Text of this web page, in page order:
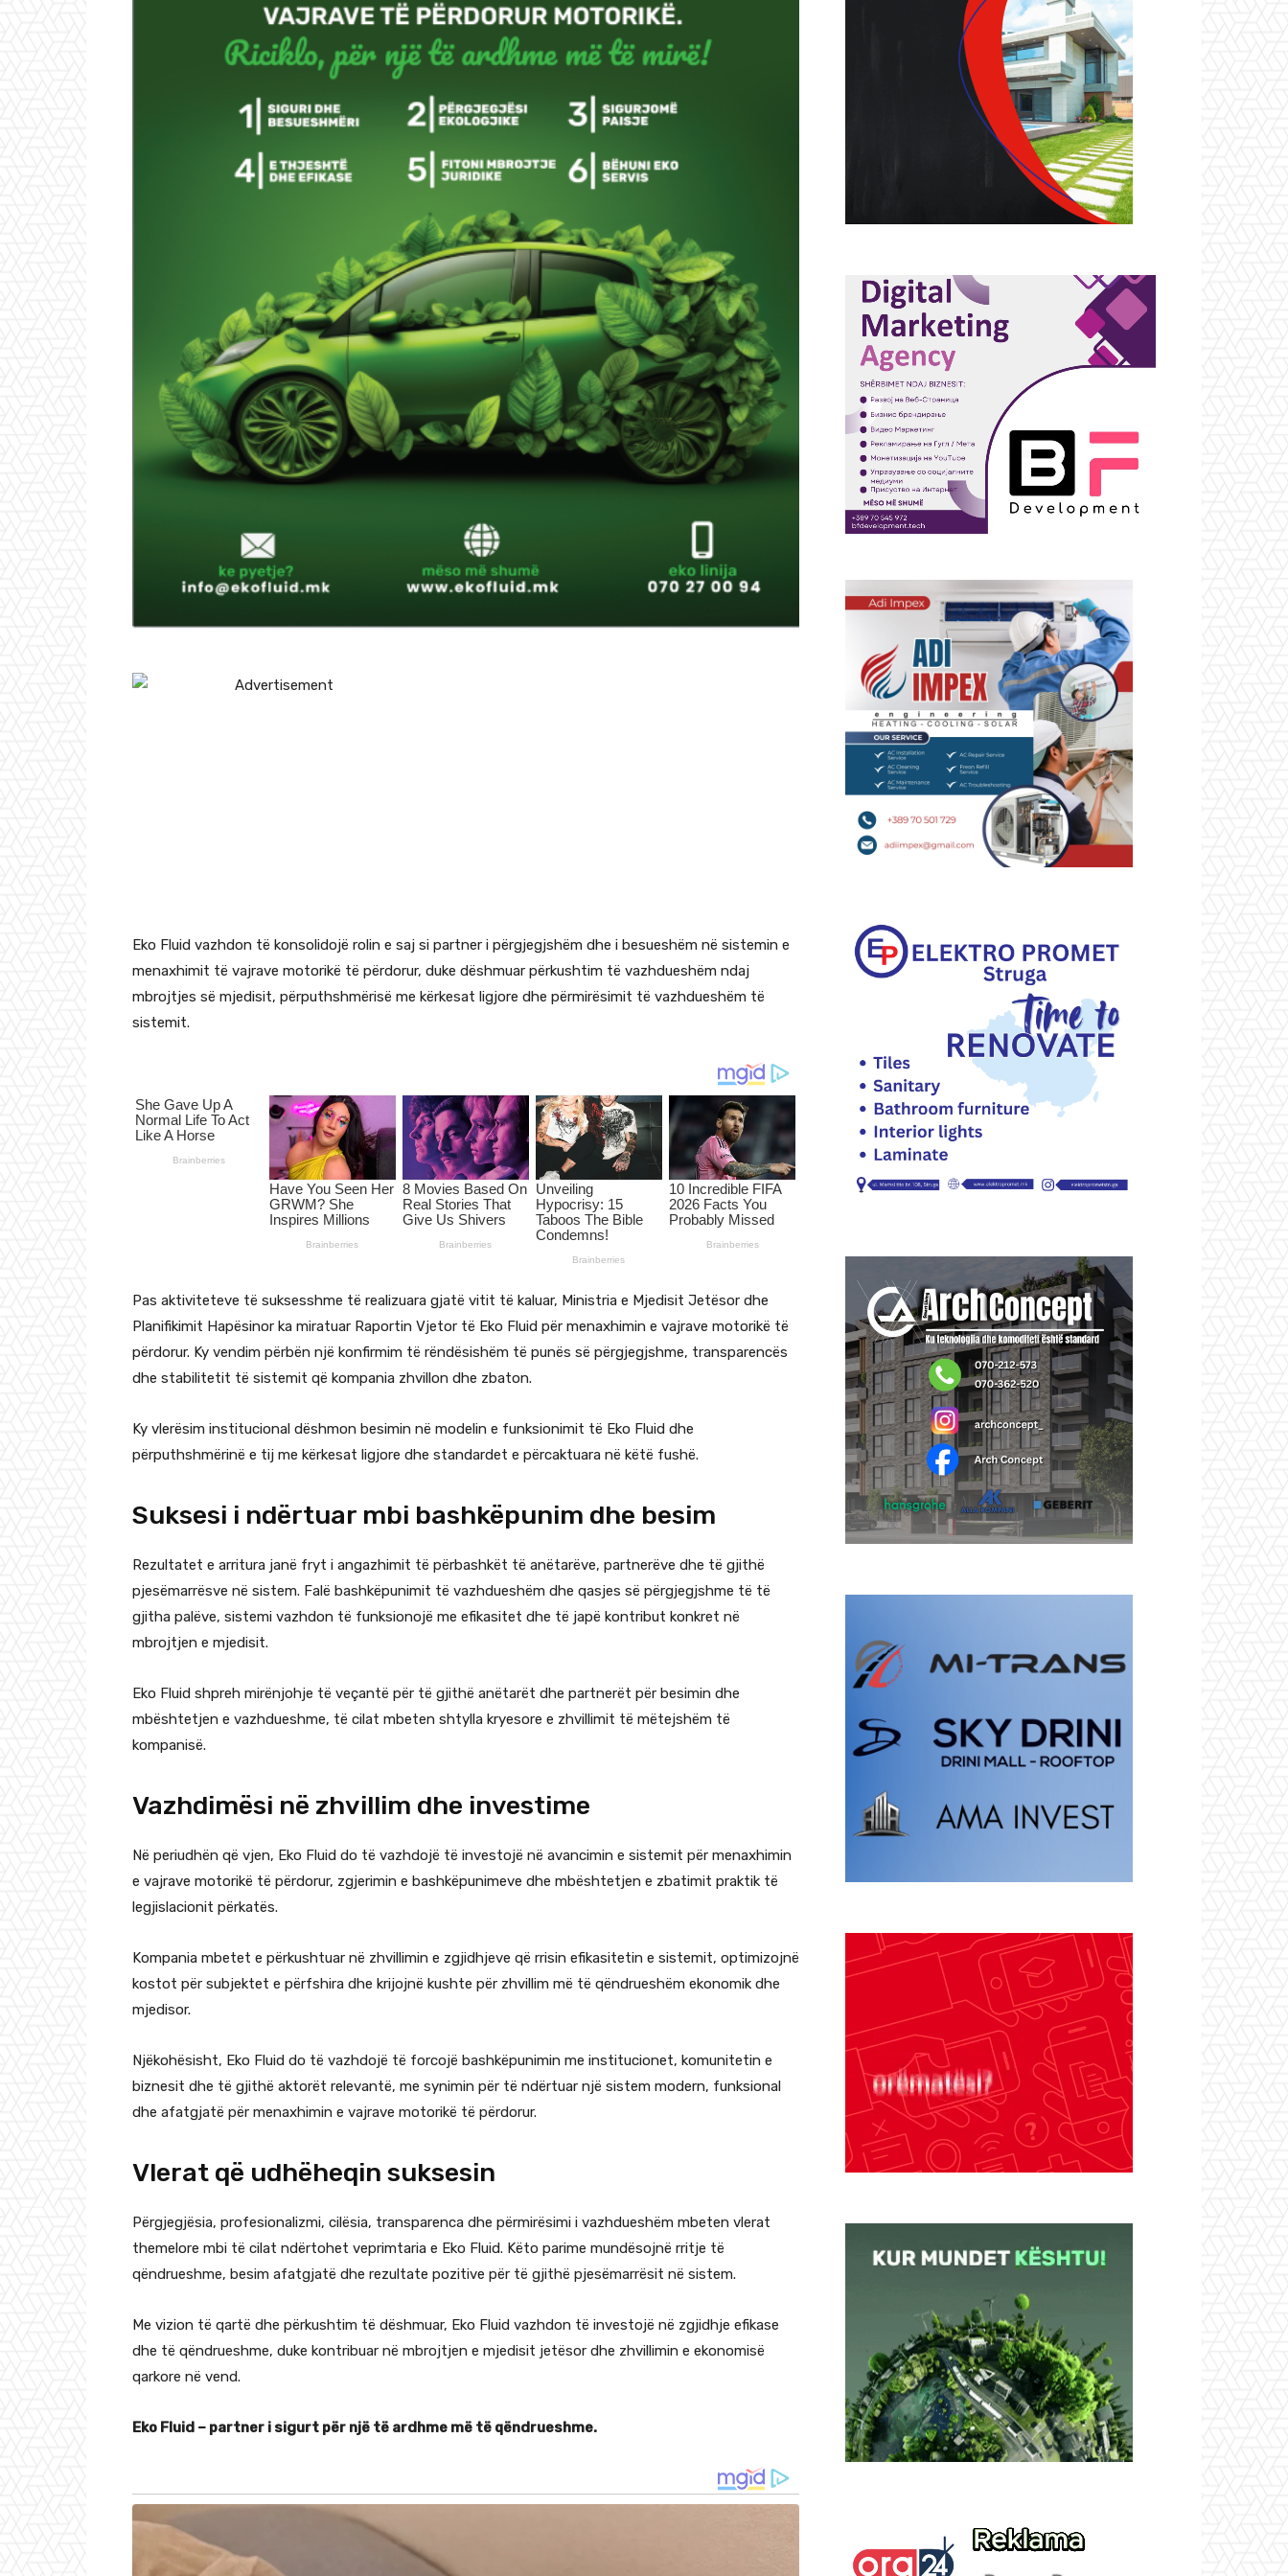
Eko Fluid vazhdon të konsolidojë rolin e saj si partner i përgjegjshëm dhe i besueshëm në sistemin e
menaxhimit të vajrave motorikë të përdorur, duke dëshmuar përkushtim të vazhdueshëm ndaj
mbrojtjes së mjedisit, përputhshmërisë me kërkesat ligjore dhe përmirësimit të vazhdueshëm të
sistemit.
Pas aktiviteteve të suksesshme të realizuara gjatë vitit të kaluar, Ministria e Mjedisit Jetësor dhe
Planifikimit Hapësinor ka miratuar Raportin Vjetor të Eko Fluid për menaxhimin e vajrave motorikë të
përdorur. Ky vendim përbën një konfirmim të rëndësishëm të punës së përgjegjshme, transparencës
dhe stabilitetit të sistemit që kompania zhvillon dhe zbaton.
Ky vlerësim institucional dëshmon besimin në modelin e funksionimit të Eko Fluid dhe
përputhshmërinë e tij me kërkesat ligjore dhe standardet e përcaktuara në këtë fushë.
Suksesi i ndërtuar mbi bashkëpunim dhe besim
Rezultatet e arritura janë fryt i angazhimit të përbashkët të anëtarëve, partnerëve dhe të gjithë
pjesëmarrësve në sistem. Falë bashkëpunimit të vazhdueshëm dhe qasjes së përgjegjshme të të
gjitha palëve, sistemi vazhdon të funksionojë me efikasitet dhe të japë kontribut konkret në
mbrojtjen e mjedisit.
Eko Fluid shpreh mirënjohje të veçantë për të gjithë anëtarët dhe partnerët për besimin dhe
mbështetjen e vazhdueshme, të cilat mbeten shtylla kryesore e zhvillimit të mëtejshëm të
kompanisë.
Vazhdimësi në zhvillim dhe investime
Në periudhën që vjen, Eko Fluid do të vazhdojë të investojë në avancimin e sistemit për menaxhimin
e vajrave motorikë të përdorur, zgjerimin e bashkëpunimeve dhe mbështetjen e zbatimit praktik të
legjislacionit përkatës.
Kompania mbetet e përkushtuar në zhvillimin e zgjidhjeve që rrisin efikasitetin e sistemit, optimizojnë
kostot për subjektet e përfshira dhe krijojnë kushte për zhvillim më të qëndrueshëm ekonomik dhe
mjedisor.
Njëkohësisht, Eko Fluid do të vazhdojë të forcojë bashkëpunimin me institucionet, komunitetin e
biznesit dhe të gjithë aktorët relevantë, me synimin për të ndërtuar një sistem modern, funksional
dhe afatgjatë për menaxhimin e vajrave motorikë të përdorur.
Vlerat që udhëheqin suksesin
Përgjegjësia, profesionalizmi, cilësia, transparenca dhe përmirësimi i vazhdueshëm mbeten vlerat
themelore mbi të cilat ndërtohet veprimtaria e Eko Fluid. Këto parime mundësojnë rritje të
qëndrueshme, besim afatgjatë dhe rezultate pozitive për të gjithë pjesëmarrësit në sistem.
Me vizion të qartë dhe përkushtim të dëshmuar, Eko Fluid vazhdon të investojë në zgjidhje efikase
dhe të qëndrueshme, duke kontribuar në mbrojtjen e mjedisit jetësor dhe zhvillimin e ekonomisë
qarkore në vend.
Eko Fluid – partner i sigurt për një të ardhme më të qëndrueshme.